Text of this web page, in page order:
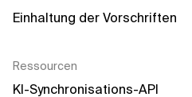
Einhaltung der Vorschriften
Ressourcen
KI-Synchronisations-API